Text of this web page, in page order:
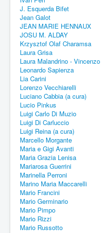
J. Esquerda Bifet
Jean Galot
JEAN MARIE HENNAUX
JOSU M. ALDAY
Krzysztof Olaf Charamsa
Laura Grisa
Laura Malandrino -
Leonardo Sapienza
Lia Carini
Lorenzo Vecchiarelli
Luciano Cabbia (a cura)
Lucio Pinkus
Luigi Carlo Di Muzio
Luigi Di Carluccio
Luigi Reina (a cura)
Marcello Morgante
Maria e Gigi Avanti
Maria Grazia Lenisa
Mariarosa Guerrini
Marinella Perroni
Marino Maria Maccarelli
Mario Francini
Mario Germinario
Mario Pimpo
Mario Rizzi
Mario Russotto